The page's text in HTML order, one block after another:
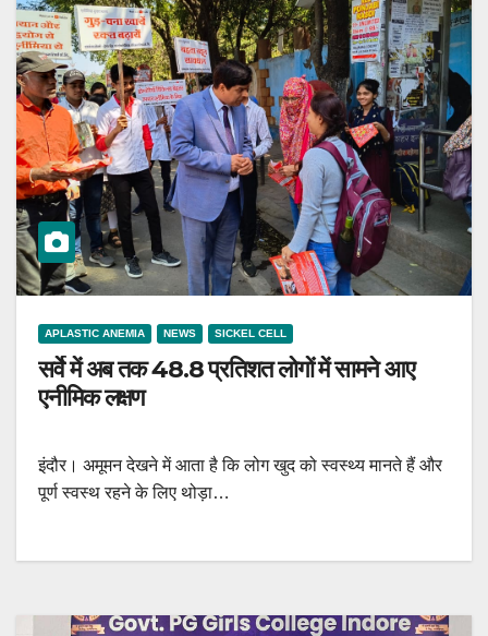
APLASTIC ANEMIA NEWS SICKEL CELL
सर्वे में अब तक 48.8 प्रतिशत लोगों में सामने आए
एनीमिक लक्षण
इंदौर। अमूमन देखने में आता है कि लोग खुद को स्वस्थ्य मानते हैं और
पूर्ण स्वस्थ रहने के लिए थोड़ा…